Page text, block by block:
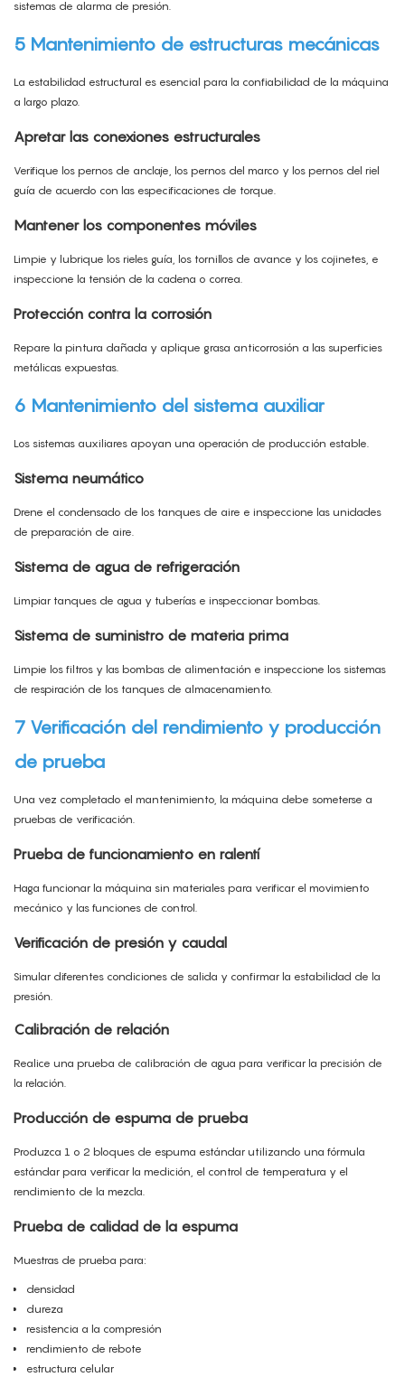
sistemas de alarma de presión.
5 Mantenimiento de estructuras mecánicas
La estabilidad estructural es esencial para la confiabilidad de la máquina
a largo plazo.
Apretar las conexiones estructurales
Verifique los pernos de anclaje, los pernos del marco y los pernos del riel
guía de acuerdo con las especificaciones de torque.
Mantener los componentes móviles
Limpie y lubrique los rieles guía, los tornillos de avance y los cojinetes, e
inspeccione la tensión de la cadena o correa.
Protección contra la corrosión
Repare la pintura dañada y aplique grasa anticorrosión a las superficies
metálicas expuestas.
6 Mantenimiento del sistema auxiliar
Los sistemas auxiliares apoyan una operación de producción estable.
Sistema neumático
Drene el condensado de los tanques de aire e inspeccione las unidades
de preparación de aire.
Sistema de agua de refrigeración
Limpiar tanques de agua y tuberías e inspeccionar bombas.
Sistema de suministro de materia prima
Limpie los filtros y las bombas de alimentación e inspeccione los sistemas
de respiración de los tanques de almacenamiento.
7 Verificación del rendimiento y producción
de prueba
Una vez completado el mantenimiento, la máquina debe someterse a
pruebas de verificación.
Prueba de funcionamiento en ralentí
Haga funcionar la máquina sin materiales para verificar el movimiento
mecánico y las funciones de control.
Verificación de presión y caudal
Simular diferentes condiciones de salida y confirmar la estabilidad de la
presión.
Calibración de relación
Realice una prueba de calibración de agua para verificar la precisión de
la relación.
Producción de espuma de prueba
Produzca 1 o 2 bloques de espuma estándar utilizando una fórmula
estándar para verificar la medición, el control de temperatura y el
rendimiento de la mezcla.
Prueba de calidad de la espuma
Muestras de prueba para:
densidad
dureza
resistencia a la compresión
rendimiento de rebote
estructura celular